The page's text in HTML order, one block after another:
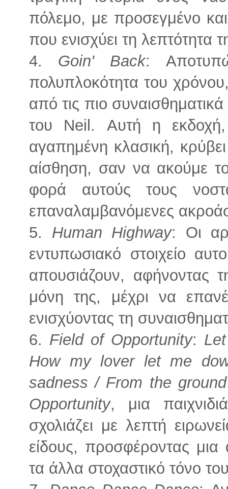
πόλεμο, με προσεγμένο και
που ενισχύει τη λεπτότητα
4. Goin' Back:
πολυπλοκότητα του
από τις πιο
του Neil. Αυτή η
αγαπημένη κλασική,
αίσθηση, σαν να ακούμε
φορά αυτούς τους
επαναλαμβανόμενες
5. Human Highway: Οι
εντυπωσιακό στοιχείο
απουσιάζουν, αφήνοντας
μόνη της, μέχρι να
ενισχύοντας τη
6. Field of Opportunity:
How my lover let me
sadness / From the ground
Opportunity, μια
σχολιάζει με λεπτή
είδους, προσφέροντας μια
τα άλλα στοχαστικό τόνο